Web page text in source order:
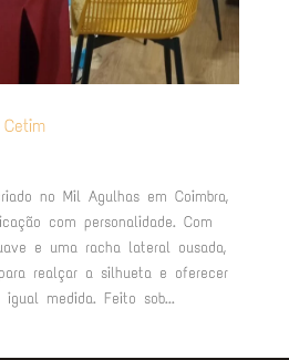
no Mil Agulhas em Coimbra,
com personalidade. Com
e uma racha lateral ousada,
realçar a silhueta e oferecer
medida. Feito sob...